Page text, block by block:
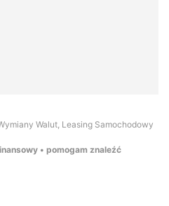
Walut, Leasing Samochodowy
• pomogam znaleźć